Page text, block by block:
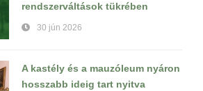
rendszerváltások tükrében
30 jún 2026
A kastély és a mauzóleum nyáron
hosszabb ideig tart nyitva